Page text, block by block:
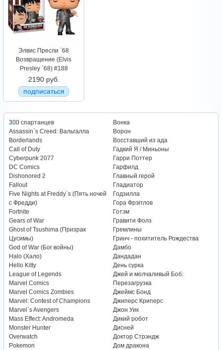
Элвис Пресли `68
Возвращение (Elvis
Presley `68) #188
2190 руб.
подписаться
300 спартанцев
Assassin`s Creed: Вальгалла
Borderlands
Call of Duty
Cyberpunk 2077
DC Comics
Dishonored 2
Fallout
Five Nights at Freddy`s (Пять ночей
с Фредди)
Fortnite
Gears of War
Ghost of Tsushima (Призрак
Цусимы)
God of War (Бог войны)
Halo (Хало)
Hello Kitty
League of Legends
Marvel Comics
Marvel Comics Zombies
Marvel: Contest of Champions
Marvel`s Avengers
Mass Effect: Andromeda
Monster Hunter
Overwatch
Pokemon
Вонка
Ворон
Восставший из ада
Гадкий Я / Миньоны
Гарри Поттер
Гарфилд
Главный герой
Гладиатор
Годзилла
Гора Фрэгглов
Готэм
Гравити Фолз
Гремлины
Гринч - похититель Рождества
Дамбо
Дандадан
День сурка
Джей и молчаливый Боб:
Перезагрузка
Джеймс Бонд
Джиперс Криперс
Джон Уик
Дикий робот
Дисней
Доктор Стрэндж
Дом дракона